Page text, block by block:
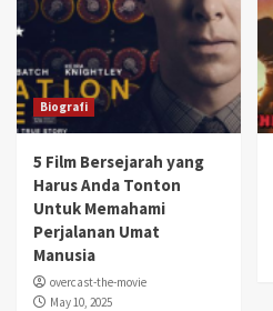
Biografi
5 Film Bersejarah yang
Harus Anda Tonton
Untuk Memahami
Perjalanan Umat
Manusia
overcast-the-movie
May 10, 2025